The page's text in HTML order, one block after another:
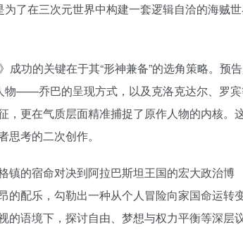
了在三次元世界中构建一套逻辑自洽的海贼
》成功的关键在于其“形神兼备”的选角策略。预
物——乔巴的呈现方式，以及克洛克达尔、罗
，更在气质层面精准捕捉了原作人物的内核。
考的二次创作。
镇的宿命对决到阿拉巴斯坦王国的宏大政治博
的配乐，勾勒出一种从个人冒险向家国命运转
的语境下，探讨自由、梦想与权力平衡等深层